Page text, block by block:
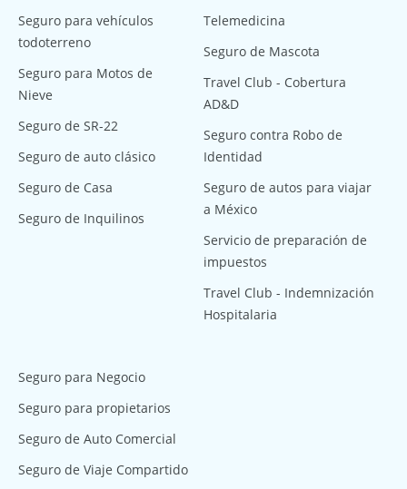
Seguro para vehículos
todoterreno
Seguro para Motos de
Nieve
Seguro de SR-22
Seguro de auto clásico
Seguro de Casa
Seguro de Inquilinos
Telemedicina
Seguro de Mascota
Travel Club - Cobertura
AD&D
Seguro contra Robo de
Identidad
Seguro de autos para viajar
a México
Servicio de preparación de
impuestos
Travel Club - Indemnización
Hospitalaria
Seguro para Negocio
Seguro para propietarios
Seguro de Auto Comercial
Seguro de Viaje Compartido